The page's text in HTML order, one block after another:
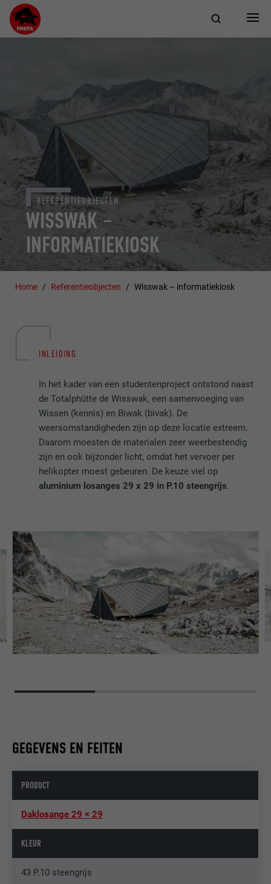
WISSWAK –
INFORMATIEKIOSK
REFERENTIEOBJECTEN
Home Referentieobjecten Wisswak – informatiekiosk
INLEIDING
In het kader van een studentenproject ontstond naast
de Totalphütte de Wisswak, een samenvoeging van
Wissen (kennis) en Biwak (bivak). De
weersomstandigheden zijn op deze locatie extreem.
Daarom moesten de materialen zeer weerbestendig
zijn en ook bijzonder licht, omdat het vervoer per
helikopter moest gebeuren. De keuze viel op
aluminium losanges 29 x 29 in P.10 steengrijs.
GEGEVENS EN FEITEN
PRODUCT
Daklosange 29 × 29
KLEUR
43 P.10 steengrijs